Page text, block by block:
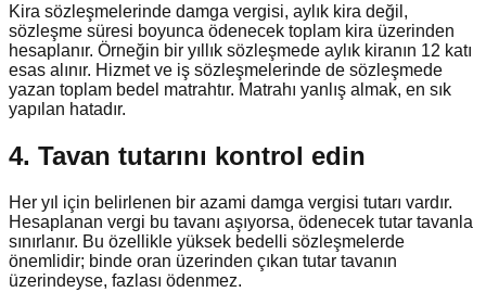
Kira sözleşmelerinde damga vergisi, aylık kira değil,
sözleşme süresi boyunca ödenecek toplam kira üzerinden
hesaplanır. Örneğin bir yıllık sözleşmede aylık kiranın 12 katı
esas alınır. Hizmet ve iş sözleşmelerinde de sözleşmede
yazan toplam bedel matrahtır. Matrahı yanlış almak, en sık
yapılan hatadır.
4. Tavan tutarını kontrol edin
Her yıl için belirlenen bir azami damga vergisi tutarı vardır.
Hesaplanan vergi bu tavanı aşıyorsa, ödenecek tutar tavanla
sınırlanır. Bu özellikle yüksek bedelli sözleşmelerde
önemlidir; binde oran üzerinden çıkan tutar tavanın
üzerindeyse, fazlası ödenmez.